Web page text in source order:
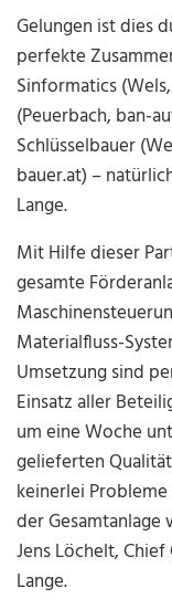
Gelungen ist dies
perfekte
Sinformatics
(Peuerbach, ban-
Schlüsselbauer
bauer.at) –
Lange.
Mit Hilfe dieser
gesamte
Materialfluss-
Umsetzung sind
Einsatz aller
um eine Woche
gelieferten
keinerlei
der
Jens Löchelt,
Lange.